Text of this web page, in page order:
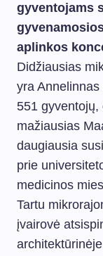
gyventojams
aplinkos
Didžiausias
yra Annelinnas
551 gyventojų,
mažiausias
daugiausia
prie
medicinos
Tartu
įvairovė
architektūrinėje